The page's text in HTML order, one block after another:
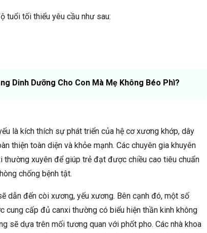
tuổi tối thiểu yêu cầu như sau:
Dinh Dưỡng Cho Con Mà Mẹ Không Béo Phì?
là kích thích sự phát triển của hệ cơ xương khớp, dây
thiện toàn diện và khỏe mạnh. Các chuyên gia khuyên
xuyên để giúp trẻ đạt được chiều cao tiêu chuẩn
chống bệnh tật.
dẫn đến còi xương, yếu xương. Bên cạnh đó, một số
cung cấp đủ canxi thường có biểu hiện thần kinh không
sẽ dựa trên mối tương quan với phốt pho. Các nhà khoa